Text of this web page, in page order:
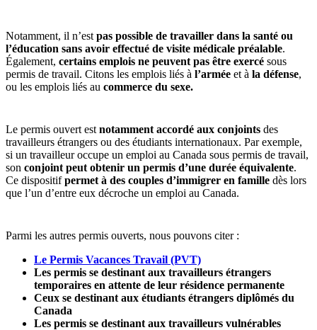
Notamment, il n’est pas possible de travailler dans la santé ou
l’éducation sans avoir effectué de visite médicale préalable.
Également, certains emplois ne peuvent pas être exercé sous
permis de travail. Citons les emplois liés à l’armée et à la défense,
ou les emplois liés au commerce du sexe.
Le permis ouvert est notamment accordé aux conjoints des
travailleurs étrangers ou des étudiants internationaux. Par exemple,
si un travailleur occupe un emploi au Canada sous permis de travail,
son conjoint peut obtenir un permis d’une durée équivalente.
Ce dispositifpermet à des couples d’immigrer en famille dès lors
que l’un d’entre eux décroche un emploi au Canada.
Parmi les autres permis ouverts, nous pouvons citer :
Le Permis Vacances Travail (PVT)
Les permis se destinant aux travailleurs étrangers
temporaires en attente de leur résidence permanente
Ceux se destinant aux étudiants étrangers diplômés du
Canada
Les permis se destinant aux travailleurs vulnérables